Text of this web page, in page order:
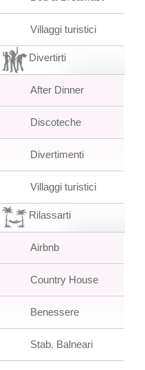
Villaggi turistici
Divertirti
After Dinner
Discoteche
Divertimenti
Villaggi turistici
Rilassarti
Airbnb
Country House
Benessere
Stab. Balneari